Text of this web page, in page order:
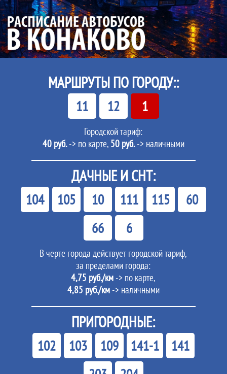
МАРШРУТЫ ПО ГОРОДУ::
11 12 1
Городской тариф:
40 руб.-> по карте, 50 руб.-> наличными
ДАЧНЫЕ И СНТ:
104 105 10 111 115
60
66
6
В черте города действует городской тариф,
за пределами города:
4,75 руб./км -> по карте,
4,85 руб./км-> наличными
ПРИГОРОДНЫЕ:
102 103 109 141-1
141